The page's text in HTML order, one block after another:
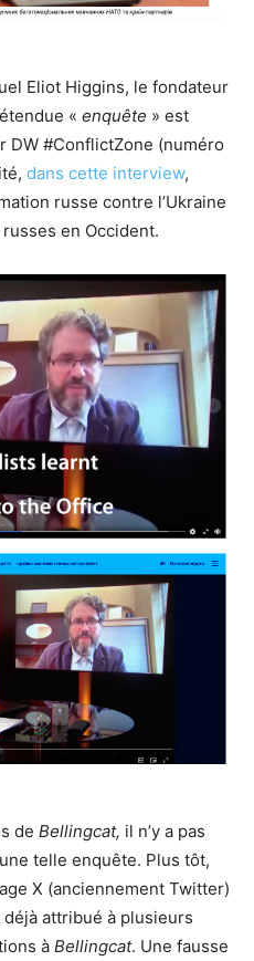
Eliot Higgins, le fondateur
« enquête » est
#ConflictZone (numéro
dans cette interview,
russe contre l’Ukraine
en Occident.
de Bellingcat, il n’y a pas
telle enquête. Plus tôt,
X (anciennement Twitter)
attribué à plusieurs
à Bellingcat. Une fausse